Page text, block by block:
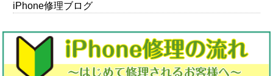
iPhone修理ブログ